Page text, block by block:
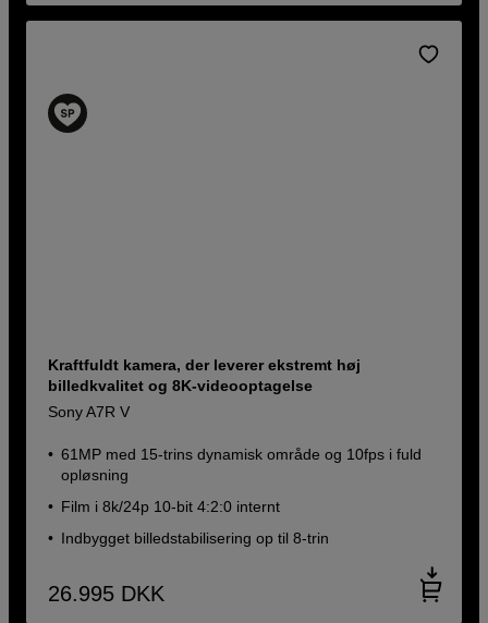
Kraftfuldt kamera, der leverer ekstremt høj
billedkvalitet og 8K-videooptagelse
Sony A7R V
61MP med 15-trins dynamisk område og 10fps i fuld
opløsning
Film i 8k/24p 10-bit 4:2:0 internt
Indbygget billedstabilisering op til 8-trin
26.995 DKK